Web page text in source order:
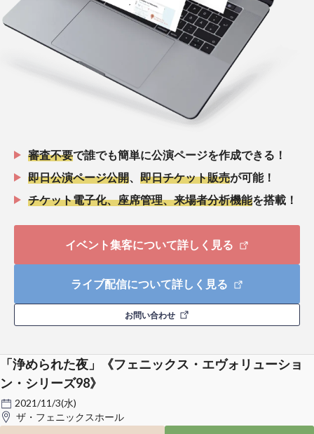
審査不要で誰でも簡単に公演ページを作成できる！
即日公演ページ公開、 即日チケット販売が可能！
チケット電子化、座席管理、来場者分析機能を搭載！
イベント集客について詳しく見る
ライブ配信について詳しく見る
お問い合わせ
「浄められた夜」《フェニックス・エヴォリューショ
ン・シリーズ98》
2021/11/3(水)
ザ・フェニックスホール